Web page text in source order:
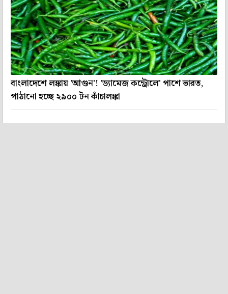
বাংলাদেশে লঙ্কায় 'আগুন'! 'ড্যামেজ কন্ট্রোলে' পাশে ভারত,
পাঠানো হচ্ছে ২৯০০ টন কাঁচালঙ্কা